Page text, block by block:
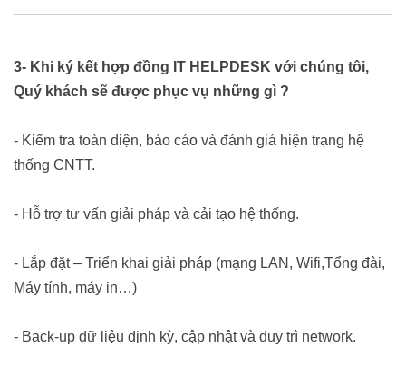
3- Khi ký kết hợp đồng IT HELPDESK với chúng tôi,
Quý khách sẽ được phục vụ những gì ?
- Kiểm tra toàn diện, báo cáo và đánh giá hiện trạng hệ
thống CNTT.
- Hỗ trợ tư vấn giải pháp và cải tạo hệ thống.
- Lắp đặt – Triển khai giải pháp (mạng LAN, Wifi,Tổng đài,
Máy tính, máy in…)
- Back-up dữ liệu định kỳ, cập nhật và duy trì network.